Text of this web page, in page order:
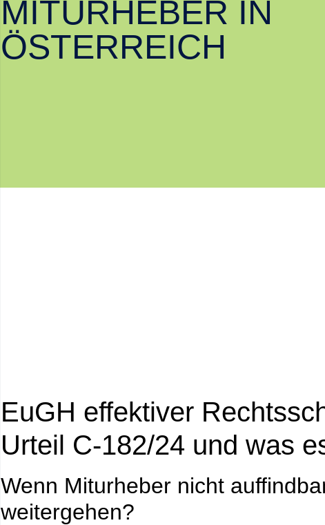
MITURHEBER IN
ÖSTERREICH
EuGH effektiver
Urteil C‑182/24 und was
Wenn Miturheber nicht
weitergehen?